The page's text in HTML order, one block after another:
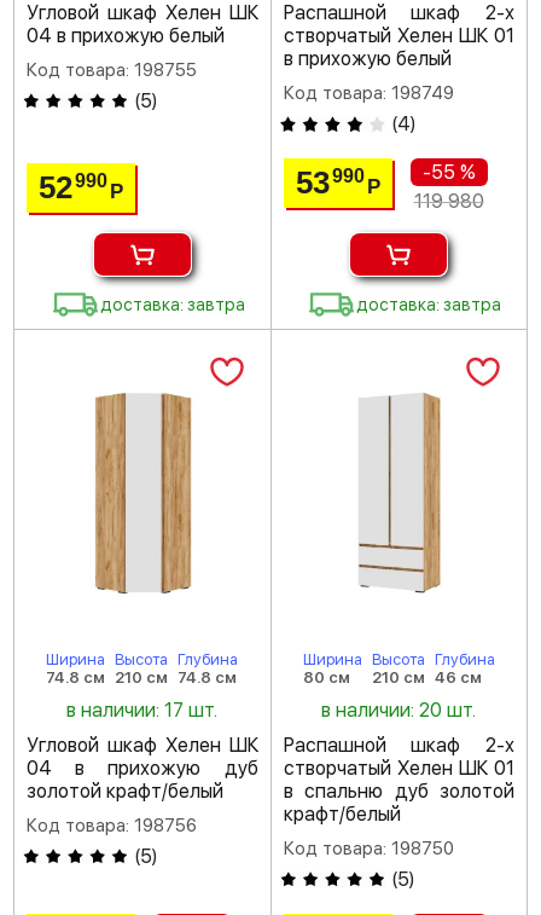
Угловой шкаф Хелен ШК
04 в прихожую белый
Код товара: 198755
(5)
52990Р
доставка: завтра
Распашной шкаф 2-х
створчатый Хелен ШК 01
в прихожую белый
Код товара: 198749
(4)
53990 Р
-55 %
119 980
доставка: завтра
Ширина
74.8 см
Высота
210 см
Глубина
74.8 см
в наличии: 17 шт.
Угловой шкаф Хелен ШК
04 в прихожую дуб
золотой крафт/белый
Код товара: 198756
(5)
Ширина
80 см
Высота
210 см
Глубина
46 см
в наличии: 20 шт.
Распашной шкаф 2-х
створчатый Хелен ШК 01
в спальню дуб золотой
крафт/белый
Код товара: 198750
(5)